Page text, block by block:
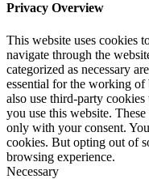
Privacy Overview
This website uses cookies
navigate through the
categorized as necessary
essential for the working
also use third-party
you use this website.
only with your consent.
cookies. But opting out of
browsing experience.
Necessary